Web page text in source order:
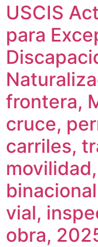
USCIS
para
frontera,
cruce,
carriles,
vial,
obra,